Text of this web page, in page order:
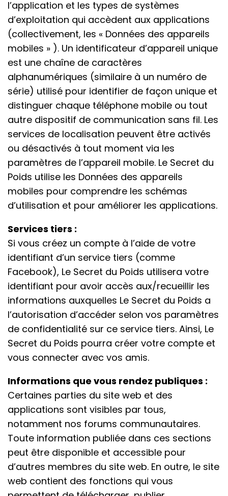
l’application et les types de systèmes
d’exploitation qui accèdent aux applications
(collectivement, les « Données des appareils
mobiles » ). Un identificateur d’appareil unique
est une chaîne de caractères
alphanumériques (similaire à un numéro de
série) utilisé pour identifier de façon unique et
distinguer chaque téléphone mobile ou tout
autre dispositif de communication sans fil. Les
services de localisation peuvent être activés
ou désactivés à tout moment via les
paramètres de l’appareil mobile. Le Secret du
Poids utilise les Données des appareils
mobiles pour comprendre les schémas
d’utilisation et pour améliorer les applications.
Services tiers :
Si vous créez un compte à l’aide de votre
identifiant d’un service tiers (comme
Facebook), Le Secret du Poids utilisera votre
identifiant pour avoir accès aux/recueillir les
informations auxquelles Le Secret du Poids a
l’autorisation d’accéder selon vos paramètres
de confidentialité sur ce service tiers. Ainsi, Le
Secret du Poids pourra créer votre compte et
vous connecter avec vos amis.
Informations que vous rendez publiques :
Certaines parties du site web et des
applications sont visibles par tous,
notamment nos forums communautaires.
Toute information publiée dans ces sections
peut être disponible et accessible pour
d’autres membres du site web. En outre, le site
web contient des fonctions qui vous